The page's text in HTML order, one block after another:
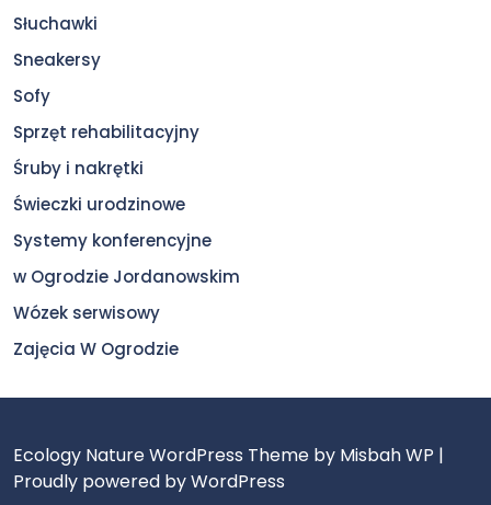
Słuchawki
Sneakersy
Sofy
Sprzęt rehabilitacyjny
Śruby i nakrętki
Świeczki urodzinowe
Systemy konferencyjne
w Ogrodzie Jordanowskim
Wózek serwisowy
Zajęcia W Ogrodzie
Ecology Nature WordPress Theme by Misbah WP |
Proudly powered by WordPress